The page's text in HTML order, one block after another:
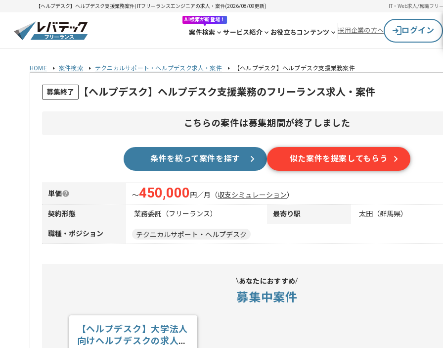
【ヘルプデスク】ヘルプデスク支援業務案件| ITフリーランスエンジニアの求人・案件(2026/08/09更新) IT・Web求人/転職フリ
AI検索が新登場！
案件検索 サービス紹介 お役立ちコンテンツ 採用企業の方へ ログイン
HOME 案件検索 テクニカルサポート・ヘルプデスク求人・案件 【ヘルプデスク】ヘルプデスク支援業務案件
募集終了 【ヘルプデスク】ヘルプデスク支援業務のフリーランス求人・案件
こちらの案件は募集期間が終了しました
条件を絞って案件を探す 似た案件を提案してもらう
単価 〜450,000 円／月 （収支シミュレーション）
契約形態 業務委託（フリーランス） 最寄り駅 太田（群馬県）
職種・ポジション テクニカルサポート・ヘルプデスク
あなたにおすすめ
募集中案件
【ヘルプデスク】大学法人
向けヘルプデスクの求人・